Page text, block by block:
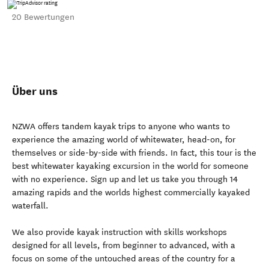
20 Bewertungen
Über uns
NZWA offers tandem kayak trips to anyone who wants to
experience the amazing world of whitewater, head-on, for
themselves or side-by-side with friends. In fact, this tour is the
best whitewater kayaking excursion in the world for someone
with no experience. Sign up and let us take you through 14
amazing rapids and the worlds highest commercially kayaked
waterfall.
We also provide kayak instruction with skills workshops
designed for all levels, from beginner to advanced, with a
focus on some of the untouched areas of the country for a